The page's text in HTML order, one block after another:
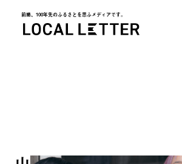
前略、100年先のふるさとを思ふメディアです。